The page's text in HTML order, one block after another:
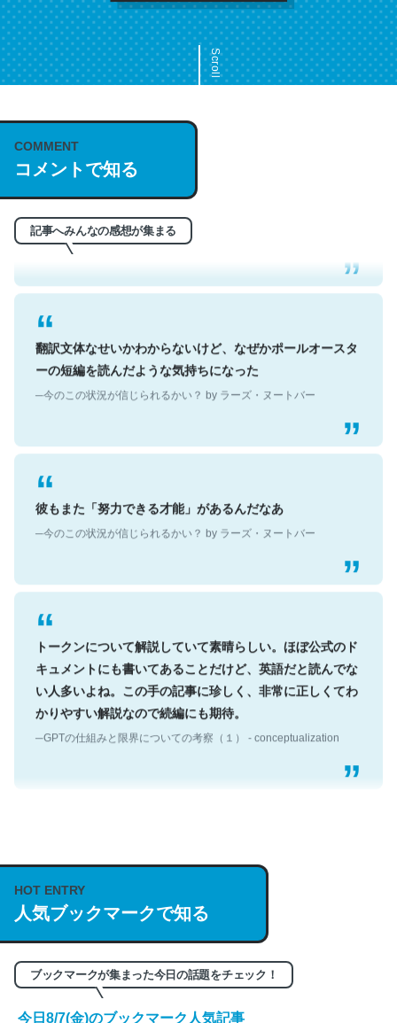
Scroll
COMMENT
コメントで知る
記事へみんなの感想が集まる
これは名文。彼はとてもクレバーなんだろうなと凄く思
う。英語少しでも読める人は原文もお勧め。自分はこの流
れ好き。Let’s Fucking Go. Then Covid hit. Shit.
─今のこの状況が信じられるかい？ by ラーズ・ヌートバー
翻訳文体なせいかわからないけど、なぜかポールオースタ
ーの短編を読んだような気持ちになった
─今のこの状況が信じられるかい？ by ラーズ・ヌートバー
彼もまた「努力できる才能」があるんだなあ
─今のこの状況が信じられるかい？ by ラーズ・ヌートバー
トークンについて解説していて素晴らしい。ほぼ公式のド
キュメントにも書いてあることだけど、英語だと読んでな
い人多いよね。この手の記事に珍しく、非常に正しくてわ
かりやすい解説なので続編にも期待。
─GPTの仕組みと限界についての考察（１） - conceptualization
説してる記事が少ないので貴重な良記事。/続編来た
https://isobe324649.hatenablog.com/entry/2023/03/27
/064121
─GPTの仕組みと限界についての考察（１） - conceptualization
HOT ENTRY
人気ブックマークで知る
ブックマークが集まった今日の話題をチェック！
今日8/7(金)のブックマーク人気記事